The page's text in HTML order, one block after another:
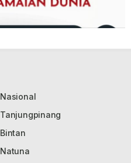
Nasional
Tanjungpinang
Bintan
Natuna